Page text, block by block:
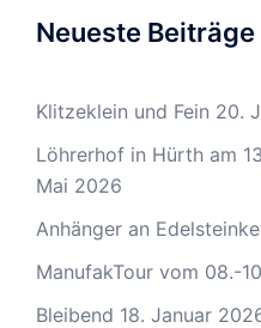
Neueste Beiträge
Klitzeklein und Fein 20.
Löhrerhof in Hürth am
Mai 2026
Anhänger an
ManufakTour vom 08.-
Bleibend 18. Januar